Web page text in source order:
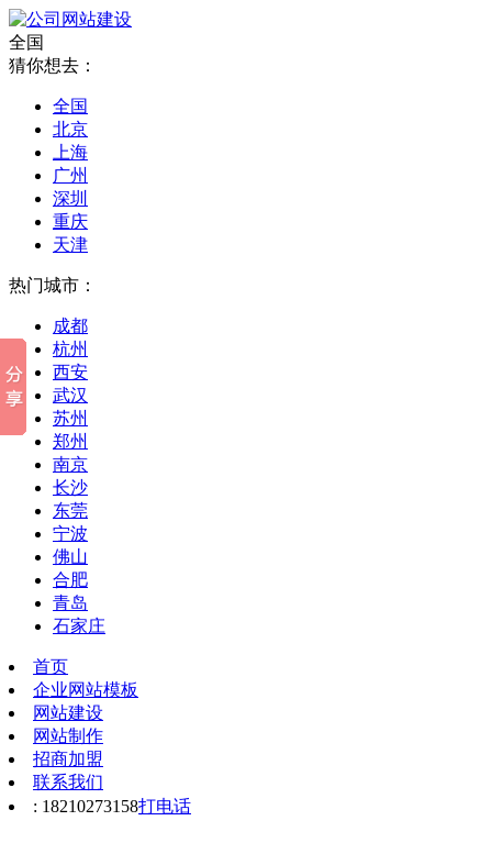
全国
猜你想去：
全国
北京
上海
广州
深圳
重庆
天津
热门城市：
成都
杭州
西安
武汉
苏州
郑州
南京
长沙
东莞
宁波
佛山
合肥
青岛
石家庄
首页
企业网站模板
网站建设
网站制作
招商加盟
联系我们
: 18210273158打电话